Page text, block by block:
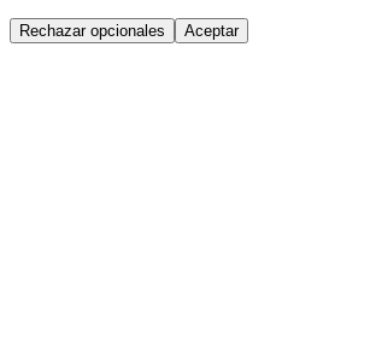
Rechazar opcionales Aceptar